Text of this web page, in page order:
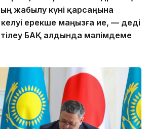
жабылу күні қарсаңына
ерекше маңызға ие, — деді
БАҚ алдында мәлімдеме